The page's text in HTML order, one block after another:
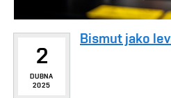
2
DUBNA
2025
Bismut jako